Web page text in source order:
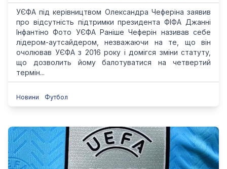
УЄФА під керівництвом Олександра Чеферіна заявив
про відсутність підтримки президента ФІФА Джанні
Інфантіно Фото УЄФА Раніше Чеферін називав себе
лідером-аутсайдером, незважаючи на те, що він
очолював УЄФА з 2016 року і домігся зміни статуту,
що дозволить йому балотуватися на четвертий
термін...
Новини Футбол